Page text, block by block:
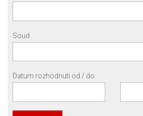
Soud
Datum rozhodnutí od / do